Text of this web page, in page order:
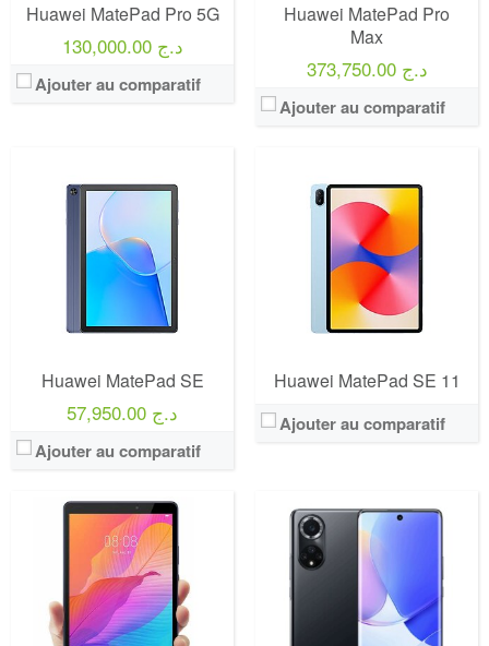
Huawei MatePad Pro 5G
130,000.00 د.ج
Ajouter au comparatif
Huawei MatePad Pro
Max
373,750.00 د.ج
Ajouter au comparatif
Huawei MatePad SE
57,950.00 د.ج
Ajouter au comparatif
Huawei MatePad SE 11
Ajouter au comparatif